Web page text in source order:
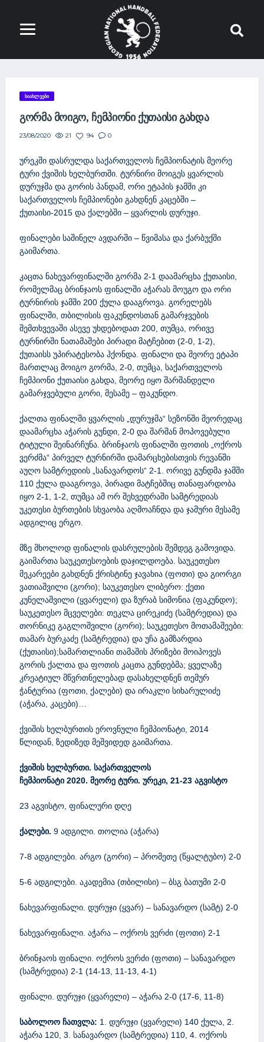
ᲡᲘᲐᲮᲚᲔᲔᲑᲘ
ᲒᲝᲠᲛᲐ ᲛᲝᲘᲒᲝ, ᲩᲔᲛᲞᲘᲝᲜᲘ ᲥᲣᲗᲐᲘᲡᲘ ᲒᲐᲮᲓᲐ
23/08/2020 21 94 0
ურეკში დასრულდა საქართველოს ჩემპიონატის მეორე
ტური ქვიშის ხელბურთში. ტურნირი მოიგეს ყვარლის
დურუჯმა და გორის პანდამ, ორი ეტაპის ჯამში კი
საქართველოს ჩემპიონები გახდნენ კაცებში –
ქუთაისი-2015 და ქალებში – ყვარლის დურუჯი.
ფინალები საშინელ ავდარში – წვიმასა და ქარბუქში
გაიმართა.
კაცთა ნახევარფინალში გორმა 2-1 დაამარცხა ქუთაისი,
რომელმაც ბრინჯაოს ფინალში აჭარას მოუგო და ორი
ტურნირის ჯამში 200 ქულა დააგროვა. გორელებს
ფინალში, თბილისის ფაკუნდოსთან გამარჯვების
შემთხვევაში ასევე უხდებოდათ 200, თუმცა, ორივე
ტურნირში ნათამაშები პირადი მატჩებით (2-0, 1-2),
ქუთაისს უპირატესობა ჰქონდა. ფინალი და მეორე ეტაპი
მართლაც მოიგო გორმა, 2-0, თუმცა, საქართველოს
ჩემპიონი ქუთაისი გახდა, მეორე იყო შარშანდელი
გამარჯვებული გორი, მესამე – ფაკუნდო.
ქალთა ფინალში ყვარლის „დურუჯმა“ სეზონში მეორედაც
დაამარცხა აჭარის გუნდი, 2-0 და შარშან მოპოვებული
ტიტული შეინარჩუნა. ბრინჯაოს ფინალში ფოთის „ოქროს
ვერძმა“ პირველ ტურნირში დამარცხებისთვის რევანში
აუღო სამტრედიის „სანავარდოს“ 2-1. ორივე გუნდმა ჯამში
110 ქულა დააგროვა, პირადი მატჩებშიც თანაფარდობა
იყო 2-1, 1-2, თუმცა ამ ორ შეხვედრაში სამტრედიას
უკეთესი ბურთების სხვაობა აღმოაჩნდა და ჯამური მესამე
ადგილიც ერგო.
მზე მხოლოდ ფინალის დასრულების შემდეგ გამოვიდა.
გაიმართა საუკეთესოების დაჯილდოება. საუკეთესო
მეკარეები გახდნენ ქრისტინე ჯავახია (ფოთი) და გიორგი
ვათიაშვილი (გორი); საუკეთესო ლიბერო: ქეთი
კუნელაშვილი (ყვარელი) და ზურაბ სიმონია (ფაკუნდო);
საუკეთესო მცველები: თეკლა ცირეკიძე (სამტრედია) და
თორნიკე გაგლოშვილი (გორი); საუკეთესო მოთამაშეები:
თამარ ბურკაძე (სამტრედია) და უჩა გამზარდია
(ქუთაისი);სამართლიანი თამაშის პრიზები მოიპოვეს
გორის ქალთა და ფოთის კაცთა გუნდებმა; ყველაზე
კრეატიულ მწვრთნელებად დასახელდნენ თემურ
ჭანტურია (ფოთი, ქალები) და ირაკლი სიხარულიძე
(აჭარა, კაცები)…
ქვიშის ხელბურთის ეროვნული ჩემპიონატი, 2014
წლიდან, ზედიზედ მეშვიდედ გაიმართა.
ქვიშის ხელბურთი. საქართველოს
ჩემპიონატი 2020. მეორე ტური. ურეკი, 21-23 აგვისტო
23 აგვისტო, ფინალური დღე
ქალები. 9 ადგილი. თოლია (აჭარა)
7-8 ადგილები. არგო (გორი) – პრომეთე (წყალტუბო) 2-0
5-6 ადგილები. აკადემია (თბილისი) – ბსგ ბათუმი 2-0
ნახევარფინალი. დურუჯი (ყვარ) – სანავარდო (სამტ) 2-0
ნახევარფინალი. აჭარა – ოქროს ვერძი (ფოთი) 2-1
ბრინჯაოს ფინალი. ოქროს ვერძი (ფოთი) – სანავარდო
(სამტრედია) 2-1 (14-13, 11-13, 4-1)
ფინალი. დურუჯი (ყვარელი) – აჭარა 2-0 (17-6, 11-8)
საბოლოო ჩათვლა: 1. დურუჯი (ყვარელი) 140 ქულა, 2.
აჭარა 120, 3. სანავარდო (სამტრედია) 110, 4. ოქროს